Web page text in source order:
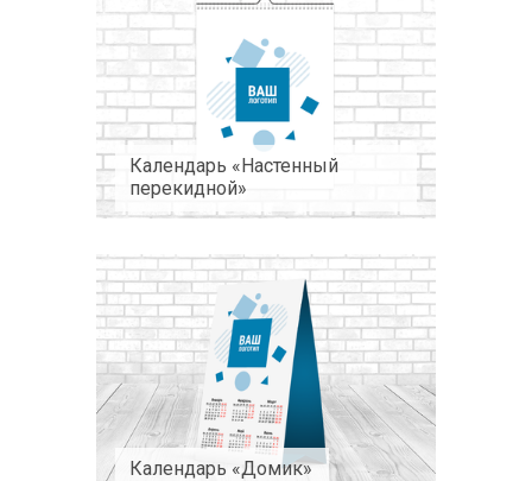
Календарь «Настенный
перекидной»
Календарь «Домик»